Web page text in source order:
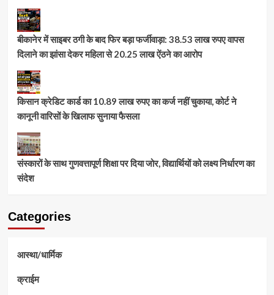
बीकानेर में साइबर ठगी के बाद फिर बड़ा फर्जीवाड़ा: 38.53 लाख रुपए वापस
दिलाने का झांसा देकर महिला से 20.25 लाख ऐंठने का आरोप
किसान क्रेडिट कार्ड का 10.89 लाख रुपए का कर्ज नहीं चुकाया, कोर्ट ने
कानूनी वारिसों के खिलाफ सुनाया फैसला
संस्कारों के साथ गुणवत्तापूर्ण शिक्षा पर दिया जोर, विद्यार्थियों को लक्ष्य निर्धारण का
संदेश
Categories
आस्था/धार्मिक
क्राईम